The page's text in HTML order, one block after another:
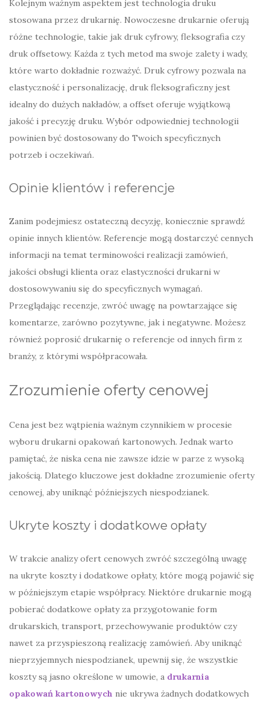
Kolejnym ważnym aspektem jest technologia druku
stosowana przez drukarnię. Nowoczesne drukarnie oferują
różne technologie, takie jak druk cyfrowy, fleksografia czy
druk offsetowy. Każda z tych metod ma swoje zalety i wady,
które warto dokładnie rozważyć. Druk cyfrowy pozwala na
elastyczność i personalizację, druk fleksograficzny jest
idealny do dużych nakładów, a offset oferuje wyjątkową
jakość i precyzję druku. Wybór odpowiedniej technologii
powinien być dostosowany do Twoich specyficznych
potrzeb i oczekiwań.
Opinie klientów i referencje
Zanim podejmiesz ostateczną decyzję, koniecznie sprawdź
opinie innych klientów. Referencje mogą dostarczyć cennych
informacji na temat terminowości realizacji zamówień,
jakości obsługi klienta oraz elastyczności drukarni w
dostosowywaniu się do specyficznych wymagań.
Przeglądając recenzje, zwróć uwagę na powtarzające się
komentarze, zarówno pozytywne, jak i negatywne. Możesz
również poprosić drukarnię o referencje od innych firm z
branży, z którymi współpracowała.
Zrozumienie oferty cenowej
Cena jest bez wątpienia ważnym czynnikiem w procesie
wyboru drukarni opakowań kartonowych. Jednak warto
pamiętać, że niska cena nie zawsze idzie w parze z wysoką
jakością. Dlatego kluczowe jest dokładne zrozumienie oferty
cenowej, aby uniknąć późniejszych niespodzianek.
Ukryte koszty i dodatkowe opłaty
W trakcie analizy ofert cenowych zwróć szczególną uwagę
na ukryte koszty i dodatkowe opłaty, które mogą pojawić się
w późniejszym etapie współpracy. Niektóre drukarnie mogą
pobierać dodatkowe opłaty za przygotowanie form
drukarskich, transport, przechowywanie produktów czy
nawet za przyspieszoną realizację zamówień. Aby uniknąć
nieprzyjemnych niespodzianek, upewnij się, że wszystkie
koszty są jasno określone w umowie, a drukarnia
opakowań kartonowych nie ukrywa żadnych dodatkowych